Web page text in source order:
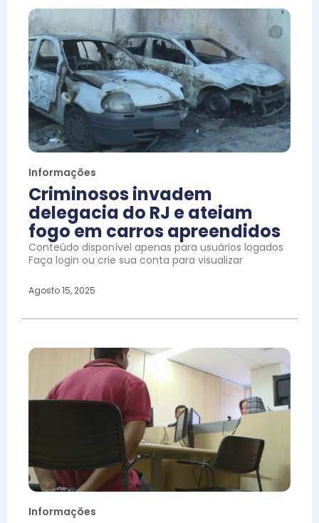
Informações
Criminosos invadem
delegacia do RJ e ateiam
fogo em carros apreendidos
Conteúdo disponível apenas para usuários logados
Faça login ou crie sua conta para visualizar
Agosto 15, 2025
Informações